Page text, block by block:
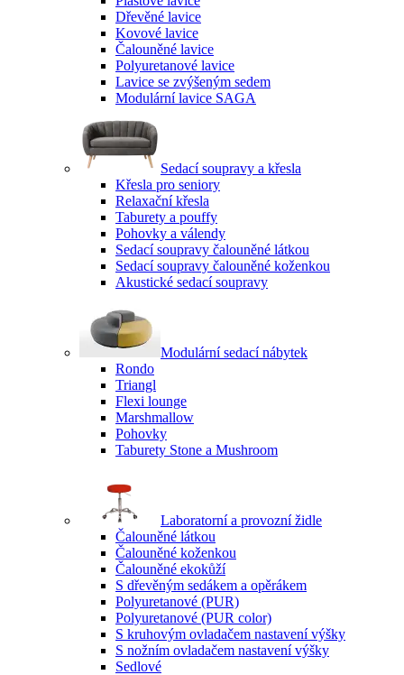
Dřevěné lavice
Kovové lavice
Čalouněné lavice
Polyuretanové lavice
Lavice se zvýšeným sedem
Modulární lavice SAGA
Sedací soupravy a křesla
Křesla pro seniory
Relaxační křesla
Taburety a pouffy
Pohovky a válendy
Sedací soupravy čalouněné látkou
Sedací soupravy čalouněné koženkou
Akustické sedací soupravy
Modulární sedací nábytek
Rondo
Triangl
Flexi lounge
Marshmallow
Pohovky
Taburety Stone a Mushroom
Laboratorní a provozní židle
Čalouněné látkou
Čalouněné koženkou
Čalouněné ekokůží
S dřevěným sedákem a opěrákem
Polyuretanové (PUR)
Polyuretanové (PUR color)
S kruhovým ovladačem nastavení výšky
S nožním ovladačem nastavení výšky
Sedlové